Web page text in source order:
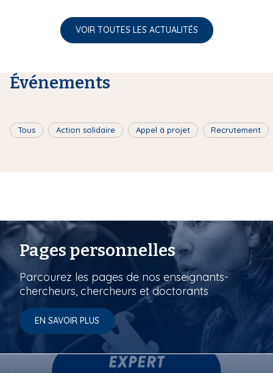
VOIR TOUTES LES ACTUALITÉS
Événements
Tous Action solidaire Appel à projet Recrutement
Pages personnelles
Parcourez les pages de nos enseignants-
chercheurs, chercheurs et doctorants
EN SAVOIR PLUS